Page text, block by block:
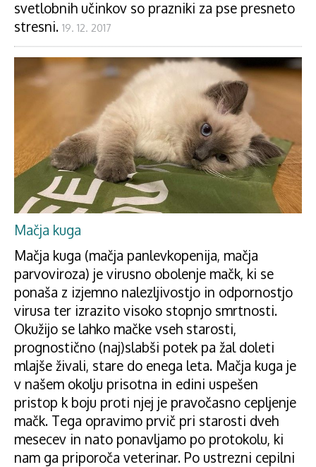
svetlobnih učinkov so prazniki za pse presneto
stresni. 19. 12. 2017
Mačja kuga
Mačja kuga (mačja panlevkopenija, mačja
parvoviroza) je virusno obolenje mačk, ki se
ponaša z izjemno nalezljivostjo in odpornostjo
virusa ter izrazito visoko stopnjo smrtnosti.
Okužijo se lahko mačke vseh starosti,
prognostično (naj)slabši potek pa žal doleti
mlajše živali, stare do enega leta. Mačja kuga je
v našem okolju prisotna in edini uspešen
pristop k boju proti njej je pravočasno cepljenje
mačk. Tega opravimo prvič pri starosti dveh
mesecev in nato ponavljamo po protokolu, ki
nam ga priporoča veterinar. Po ustrezni cepilni